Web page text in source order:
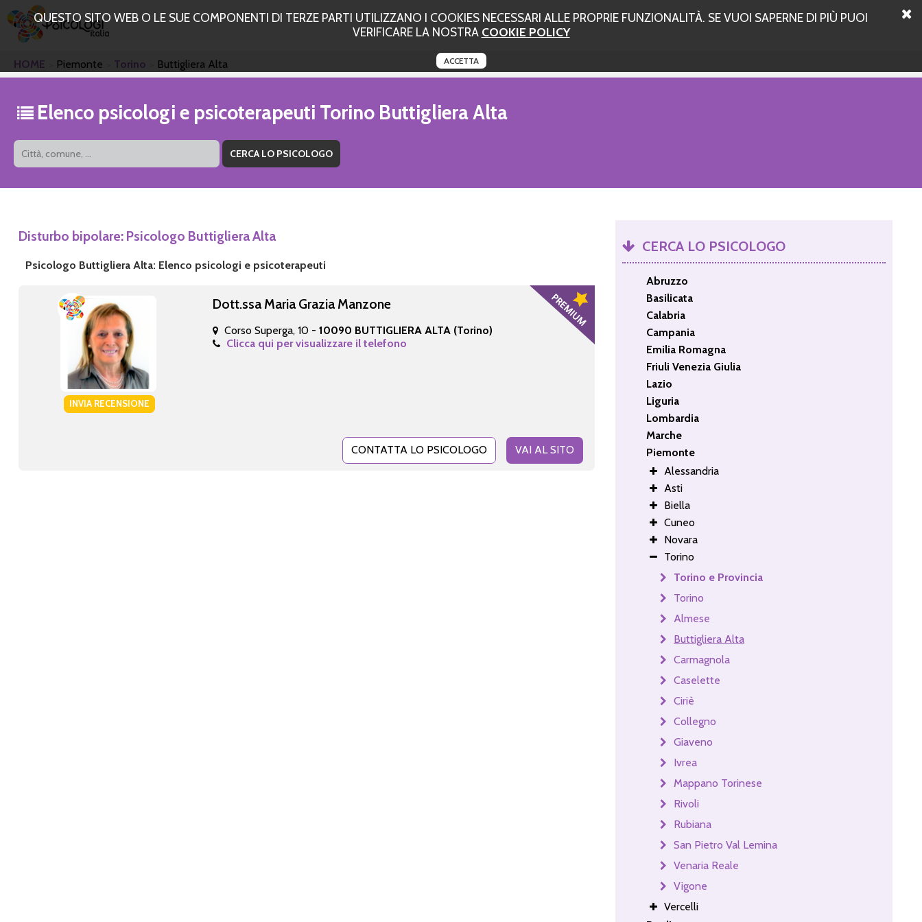
QUESTO SITO WEB O LE SUE COMPONENTI DI TERZE PARTI UTILIZZANO I COOKIES NECESSARI ALLE PROPRIE FUNZIONALITÀ. SE VUOI SAPERNE DI PIÙ PUOI
VERIFICARE LA NOSTRA COOKIE POLICY
ACCETTA
HOME Piemonte Torino Buttigliera Alta
Elenco psicologi e psicoterapeuti Torino Buttigliera Alta
Disturbo bipolare: Psicologo Buttigliera Alta
Psicologo Buttigliera Alta: Elenco psicologi e psicoterapeuti
INVIA RECENSIONE
Dott.ssa Maria Grazia Manzone
Corso Superga, 10 -10090 BUTTIGLIERA ALTA (Torino)
Clicca qui per visualizzare il telefono
CONTATTA LO PSICOLOGO VAI AL SITO
CERCA LO PSICOLOGO
Abruzzo
Basilicata
Calabria
Campania
Emilia Romagna
Friuli Venezia Giulia
Lazio
Liguria
Lombardia
Marche
Piemonte
Alessandria
Asti
Biella
Cuneo
Novara
Torino
Torino e Provincia
Torino
Almese
Buttigliera Alta
Carmagnola
Caselette
Ciriè
Collegno
Giaveno
Ivrea
Mappano Torinese
Rivoli
Rubiana
San Pietro Val Lemina
Venaria Reale
Vigone
Vercelli